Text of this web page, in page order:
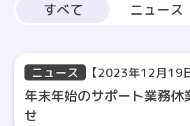
すべて ニュース
ニュース 【2023年12月19
年末年始のサポート業務休
せ